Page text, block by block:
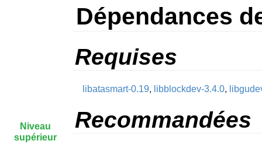
Dépendances
Requises
libatasmart-0.19, libblockdev-3.4.0,
Recommandées
Niveau
supérieur